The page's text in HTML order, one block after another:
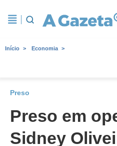
Início Economia
Preso
Preso em
Sidney